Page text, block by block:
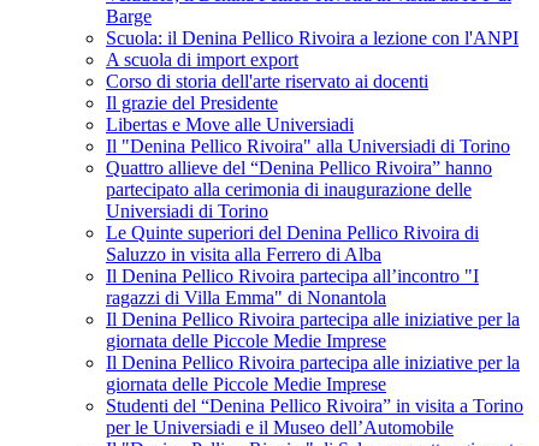
Barge
Scuola: il Denina Pellico Rivoira a lezione con l'ANPI
A scuola di import export
Corso di storia dell'arte riservato ai docenti
Il grazie del Presidente
Libertas e Move alle Universiadi
Il "Denina Pellico Rivoira" alla Universiadi di Torino
Quattro allieve del “Denina Pellico Rivoira” hanno
partecipato alla cerimonia di inaugurazione delle
Universiadi di Torino
Le Quinte superiori del Denina Pellico Rivoira di
Saluzzo in visita alla Ferrero di Alba
Il Denina Pellico Rivoira partecipa all’incontro "I
ragazzi di Villa Emma" di Nonantola
Il Denina Pellico Rivoira partecipa alle iniziative per la
giornata delle Piccole Medie Imprese
Il Denina Pellico Rivoira partecipa alle iniziative per la
giornata delle Piccole Medie Imprese
Studenti del “Denina Pellico Rivoira” in visita a Torino
per le Universiadi e il Museo dell’Automobile